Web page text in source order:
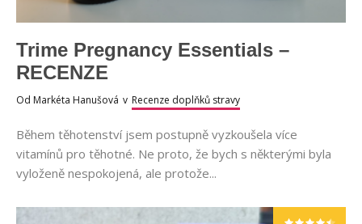
Trime Pregnancy Essentials –
RECENZE
Od Markéta Hanušová v Recenze doplňků stravy
Během těhotenství jsem postupně vyzkoušela více
vitamínů pro těhotné. Ne proto, že bych s některými byla
vyloženě nespokojená, ale protože...